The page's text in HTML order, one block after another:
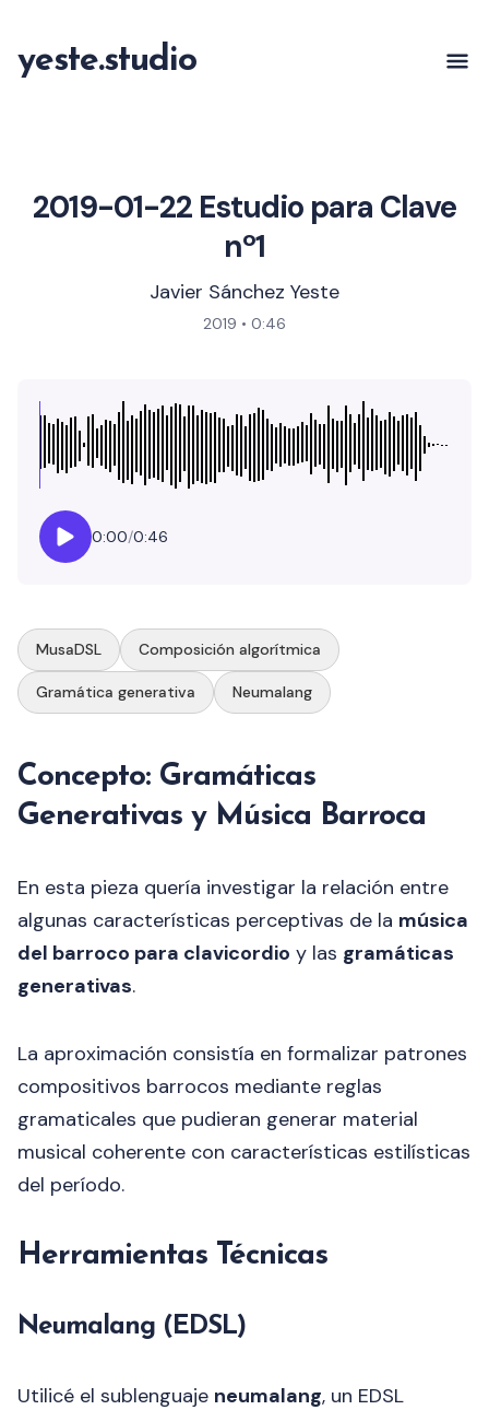
yeste.studio
2019-01-22 Estudio para Clave
nº1
Javier Sánchez Yeste
2019 • 0:46
0:00/0:46
MusaDSL Composición algorítmica
Gramática generativa Neumalang
Concepto: Gramáticas
Generativas y Música Barroca
En esta pieza quería investigar la relación entre
algunas características perceptivas de la música
del barroco para clavicordio y las gramáticas
generativas.
La aproximación consistía en formalizar patrones
compositivos barrocos mediante reglas
gramaticales que pudieran generar material
musical coherente con características estilísticas
del período.
Herramientas Técnicas
Neumalang (EDSL)
Utilicé el sublenguaje neumalang, un EDSL